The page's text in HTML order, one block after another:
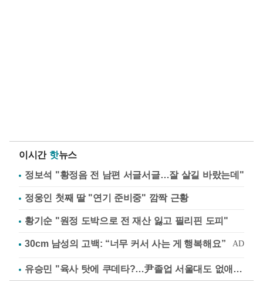
이시간 핫뉴스
정보석 "황정음 전 남편 서글서글…잘 살길 바랐는데"
정웅인 첫째 딸 "연기 준비중" 깜짝 근황
황기순 "원정 도박으로 전 재산 잃고 필리핀 도피"
유승민 "육사 탓에 쿠데타?…尹졸업 서울대도 없애나"